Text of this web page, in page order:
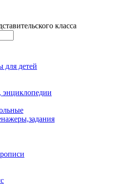
класса
для детей
энциклопедии